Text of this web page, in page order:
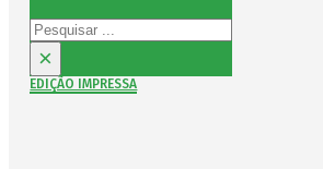
Pesquisar
×
EDIÇÃO IMPRESSA